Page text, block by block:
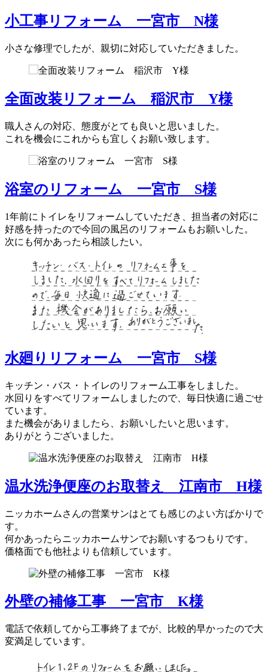
小工事リフォーム 一宮市 N様
小さな修理でしたが、親切に対応していただきました。
全面改装リフォーム 稲沢市 Y様
職人さんの対応、態度がとても良いと思いました。
これを機会にこれからも宜しくお願い致します。
浴室のリフォーム 一宮市 S様
1年前にトイレをリフォームしていただき、担当者の対応に
好感を持ったので今回の風呂のリフォームもお願いした。
次にも何かあったら相談したい。
水廻りリフォーム 一宮市 S様
キッチン・バス・トイレのリフォーム工事をしました。
水回りをすべてリフォームしましたので、毎日快適に過ごせ
ています。
また機会がありましたら、お願いしたいと思います。
ありがとうございました。
温水洗浄便座のお取替え 江南市 H様
ニッカホームさんの営業サンはとても感じのよい方ばかりで
す。
何かあったらニッカホームサンでお願いするつもりです。
価格面でも他社よりも信頼しています。
外壁の補修工事 一宮市 K様
電話で依頼してから工事終了までが、比較的早かったので大
変満足しています。